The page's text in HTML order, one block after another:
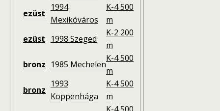
ezüst
1994
Mexikóváros
K-4 500
m
ezüst
1998 Szeged
K-2 200
m
bronz 1985 Mechelen
K-4 500
m
bronz
1993
Koppenhága
K-4 500
m